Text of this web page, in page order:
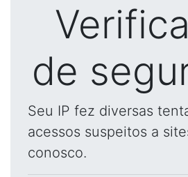
de
Seu IP fez diversas
acessos suspeitos a
conosco.